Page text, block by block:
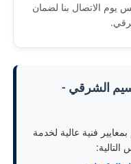
يوم الاتصال بنا لضمان
الشرقي -
فنية عالية لخدمة